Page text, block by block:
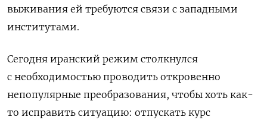
выживания ей требуются связи с западными
институтами.
Сегодня иранский режим столкнулся
с необходимостью проводить откровенно
непопулярные преобразования, чтобы хоть как-
то исправить ситуацию: отпускать курс